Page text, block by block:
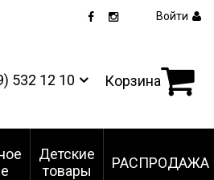
Войти
532 12 10 Корзина
Детские
товары
РАСПРОДАЖА